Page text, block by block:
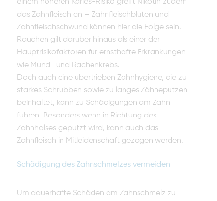
einem höheren Karies-Risiko greift Nikotin zudem
das Zahnfleisch an – Zahnfleischbluten und
Zahnfleischschwund können hier die Folge sein.
Rauchen gilt darüber hinaus als einer der
Hauptrisikofaktoren für ernsthafte Erkrankungen
wie Mund- und Rachenkrebs.
Doch auch eine übertrieben Zahnhygiene, die zu
starkes Schrubben sowie zu langes Zähneputzen
beinhaltet, kann zu Schädigungen am Zahn
führen. Besonders wenn in Richtung des
Zahnhalses geputzt wird, kann auch das
Zahnfleisch in Mitleidenschaft gezogen werden.
Schädigung des Zahnschmelzes vermeiden
Um dauerhafte Schäden am Zahnschmelz zu